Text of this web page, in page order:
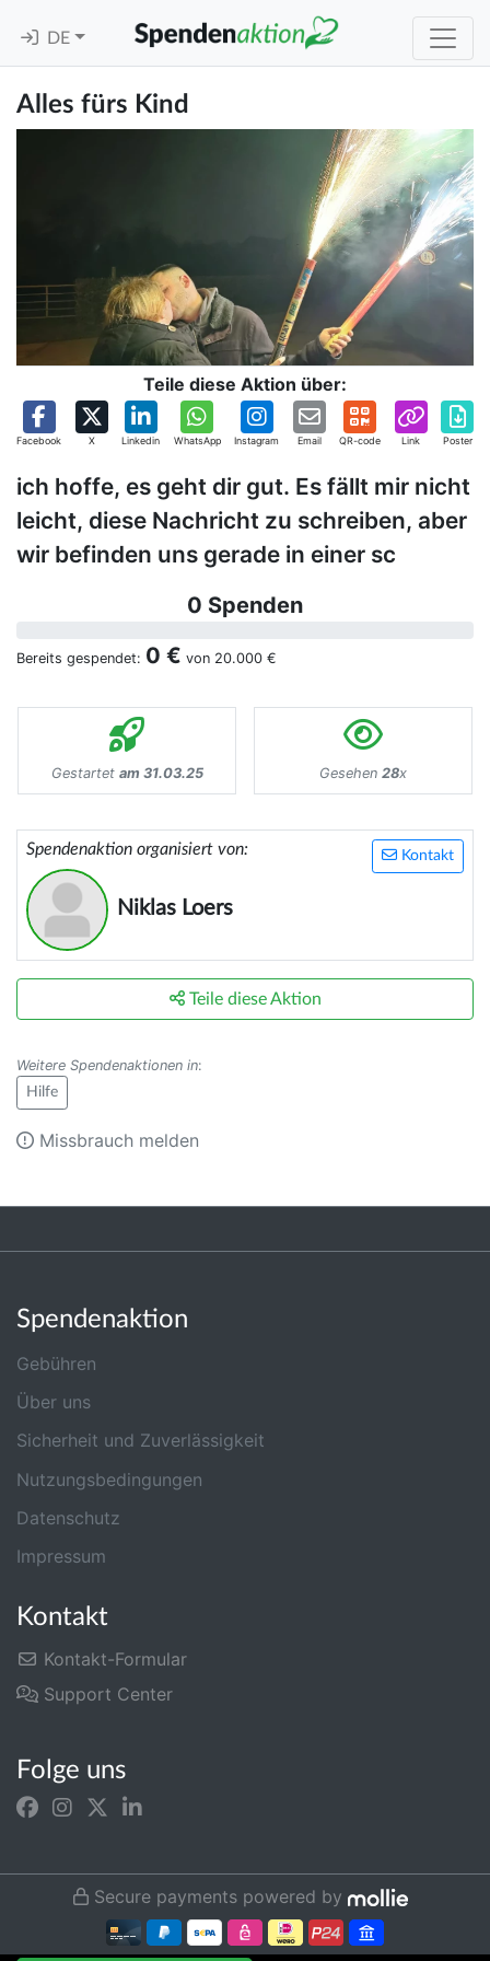
DE
Alles fürs Kind
Teile diese Aktion über:
Facebook X Linkedin WhatsApp Instagram Email QR-code Link Poster
ich hoffe, es geht dir gut. Es fällt mir nicht
leicht, diese Nachricht zu schreiben, aber
wir befinden uns gerade in einer sc
0 Spenden
Bereits gespendet: 0 € von 20.000 €
Gestartet am 31.03.25 Gesehen 28x
Kontakt
Spendenaktion organisiert von:
Niklas Loers
Teile diese Aktion
Weitere Spendenaktionen in:
Hilfe
Missbrauch melden
Spendenaktion
Gebühren
Über uns
Sicherheit und Zuverlässigkeit
Nutzungsbedingungen
Datenschutz
Impressum
Kontakt
Kontakt-Formular
Support Center
Folge uns
Secure payments powered by